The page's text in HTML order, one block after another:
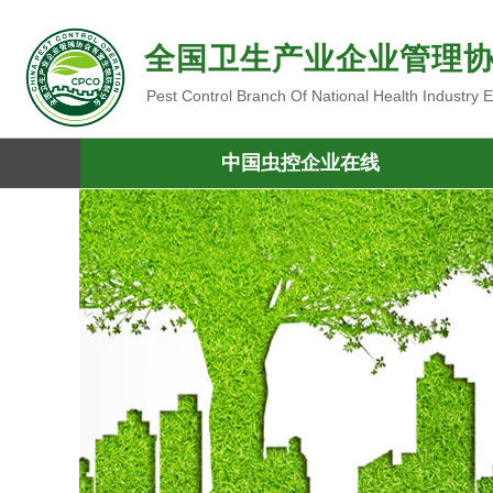
全国卫生产业企业管理
Pest Control Branch Of National Health Industry
中国虫控企业在线